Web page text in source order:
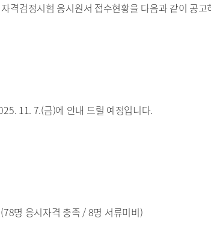
격검정시험 응시원서 접수현황을 다음과 같이 공
11. 7.(금)에 안내 드릴 예정입니다.
명 응시자격 충족 / 8명 서류미비)